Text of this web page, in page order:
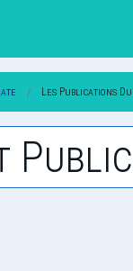
Les Publications